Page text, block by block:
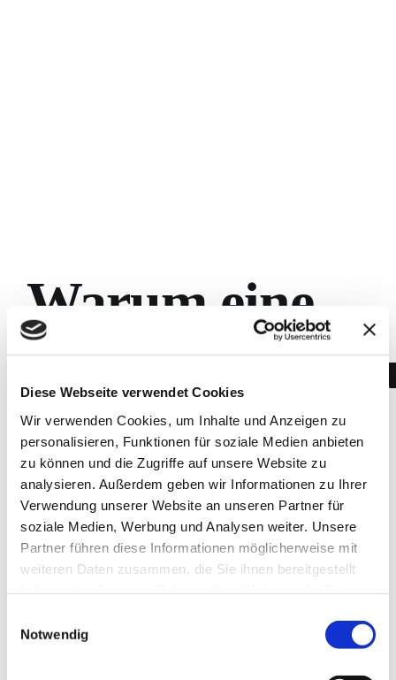
Diese Webseite verwendet Cookies
Wir verwenden Cookies, um Inhalte und Anzeigen zu
personalisieren, Funktionen für soziale Medien anbieten
zu können und die Zugriffe auf unsere Website zu
analysieren. Außerdem geben wir Informationen zu Ihrer
Verwendung unserer Website an unseren Partner für
soziale Medien, Werbung und Analysen weiter. Unsere
Partner führen diese Informationen möglicherweise mit
weiteren Daten zusammen, die Sie ihnen bereitgestellt
Notwendig
Warum eine
von
diewegfinder
die perfekte
Wahl ist: